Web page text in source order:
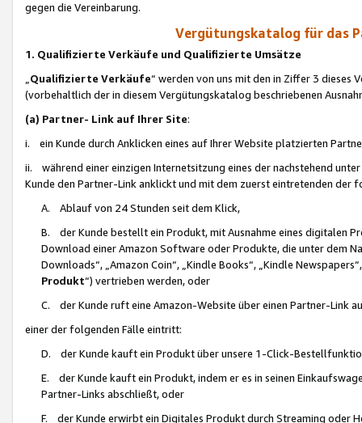
gegen die Vereinbarung.
Vergütungskatalog für das
1. Qualifizierte Verkäufe und Qualifizierte Umsätze
Qualifizierte Verkäufe“ werden von uns mit den in Ziffer 3
(vorbehaltlich der in diesem Vergütungskatalog beschriebenen
(a) Partner- Link auf Ihrer Site:
i. ein Kunde durch Anklicken eines auf Ihrer Website platzierten
ii. während einer einzigen Internetsitzung eines der nachstehend
Kunde den Partner-Link anklickt und mit dem zuerst eintretenden der
A. Ablauf von 24 Stunden seit dem Klick,
B. der Kunde bestellt ein Produkt, mit Ausnahme eines digitalen
Download einer Amazon Software oder Produkte, die unter dem
Downloads“, „Amazon Coin“, „Kindle Books“, „Kindle
Produkt“) vertrieben werden, oder
C. der Kunde ruft eine Amazon-Website über einen Partner-Link
einer der folgenden Fälle eintritt:
D. der Kunde kauft ein Produkt über unsere 1-Click-
E. der Kunde kauft ein Produkt, indem er es in seinen
Partner-Links abschließt, oder
F. der Kunde erwirbt ein Digitales Produkt durch Streaming oder